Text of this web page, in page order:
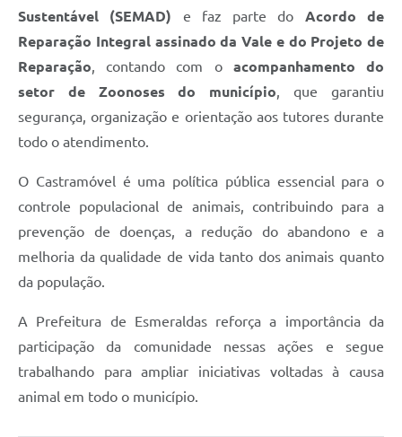
Sustentável (SEMAD) e faz parte do Acordo de
Reparação Integral assinado da Vale e do Projeto de
Reparação , contando com o acompanhamento do
setor de Zoonoses do município , que garantiu
segurança, organização e orientação aos tutores durante
todo o atendimento.
O Castramóvel é uma política pública essencial para o
controle populacional de animais, contribuindo para a
prevenção de doenças, a redução do abandono e a
melhoria da qualidade de vida tanto dos animais quanto
da população.
A Prefeitura de Esmeraldas reforça a importância da
participação da comunidade nessas ações e segue
trabalhando para ampliar iniciativas voltadas à causa
animal em todo o município.